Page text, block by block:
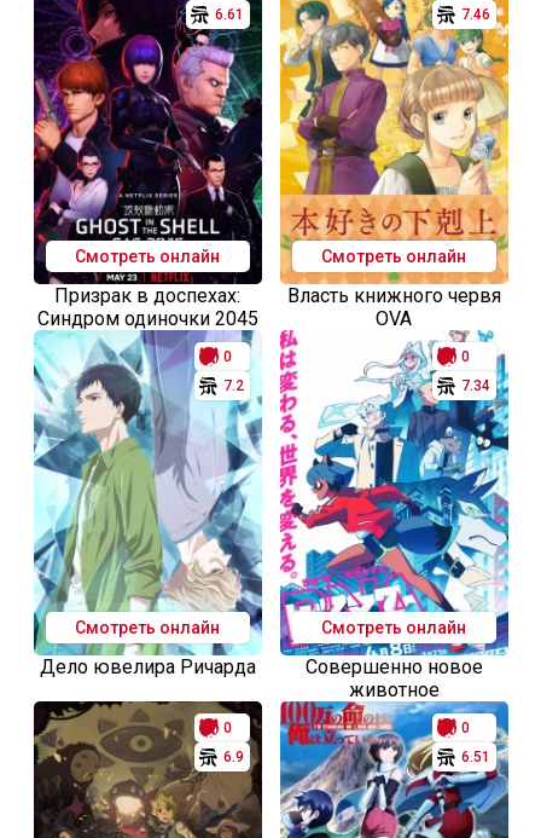
6.61
Смотреть онлайн
Призрак в доспехах:
Синдром одиночки 2045
7.46
Смотреть онлайн
Власть книжного червя
OVA
0
7.2
Смотреть онлайн
Дело ювелира Ричарда
0
7.34
Смотреть онлайн
Совершенно новое
животное
0
6.9
0
6.51